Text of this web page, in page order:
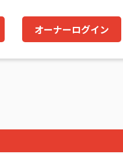
オーナーログイン